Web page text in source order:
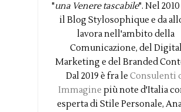
"una Venere tascabile". Nel
il Blog Stylosophique e da
lavora nell'ambito della
Comunicazione, del Digital
Marketing e del Branded
Dal 2019 è fra le Consulenti
Immagine più note d'Italia
esperta di Stile Personale,